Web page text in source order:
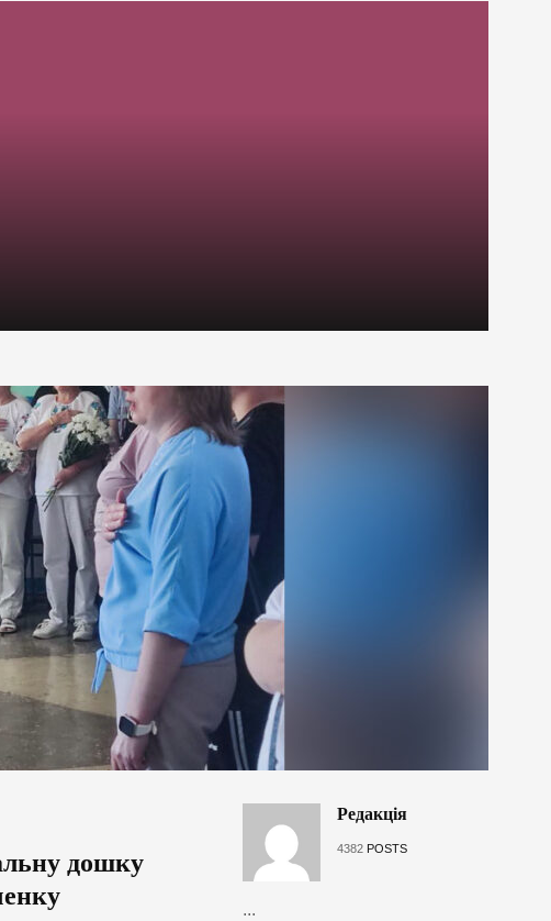
дошку
Редакція
4382 POSTS
...